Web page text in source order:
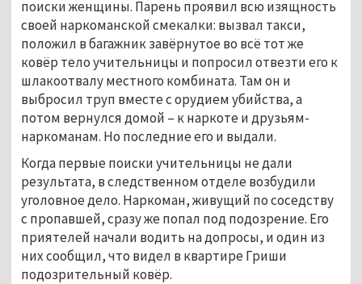
поиски женщины. Парень проявил всю изящность
своей наркоманской смекалки: вызвал такси,
положил в багажник завёрнутое во всё тот же
ковёр тело учительницы и попросил отвезти его к
шлакоотвалу местного комбината. Там он и
выбросил труп вместе с орудием убийства, а
потом вернулся домой – к наркоте и друзьям-
наркоманам. Но последние его и выдали.
Когда первые поиски учительницы не дали
результата, в следственном отделе возбудили
уголовное дело. Наркоман, живущий по соседству
с пропавшей, сразу же попал под подозрение. Его
приятелей начали водить на допросы, и один из
них сообщил, что видел в квартире Гриши
подозрительный ковёр.